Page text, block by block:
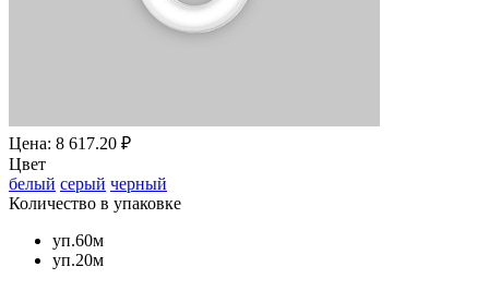
Цена: 8 617.20 ₽
Цвет
белый серый черный
Количество в упаковке
уп.60м
уп.20м